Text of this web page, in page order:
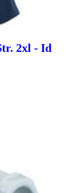
2xl - Id